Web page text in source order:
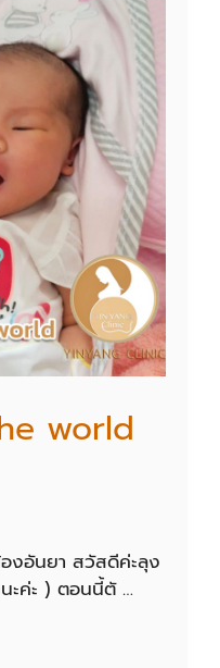
world
อันยา สวัสดีค่ะลุง
ะค่ะ ) ตอนนี้ตั …